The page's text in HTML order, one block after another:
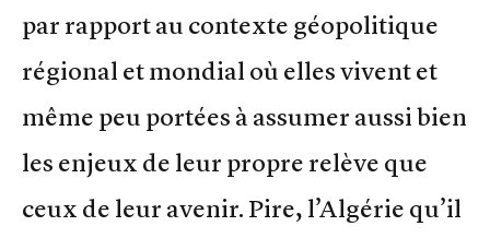
par rapport au contexte géopolitique
régional et mondial où elles vivent et
même peu portées à assumer aussi bien
les enjeux de leur propre relève que
ceux de leur avenir. Pire, l’Algérie qu’il